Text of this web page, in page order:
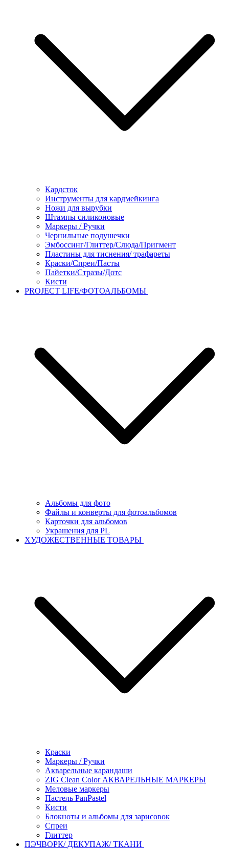
Кардсток
Инструменты для кардмейкинга
Ножи для вырубки
Штампы силиконовые
Маркеры / Ручки
Чернильные подушечки
Эмбоссинг/Глиттер/Слюда/Пригмент
Пластины для тиснения/ трафареты
Краски/Спреи/Пасты
Пайетки/Стразы/Дотс
Кисти
PROJECT LIFE/ФОТОАЛЬБОМЫ
Альбомы для фото
Файлы и конверты для фотоальбомов
Карточки для альбомов
Украшения для PL
ХУДОЖЕСТВЕННЫЕ ТОВАРЫ
Краски
Маркеры / Ручки
Акварельные карандаши
ZIG Clean Color АКВАРЕЛЬНЫЕ МАРКЕРЫ
Меловые маркеры
Пастель PanPastel
Кисти
Блокноты и альбомы для зарисовок
Спреи
Глиттер
ПЭЧВОРК/ ДЕКУПАЖ/ ТКАНИ